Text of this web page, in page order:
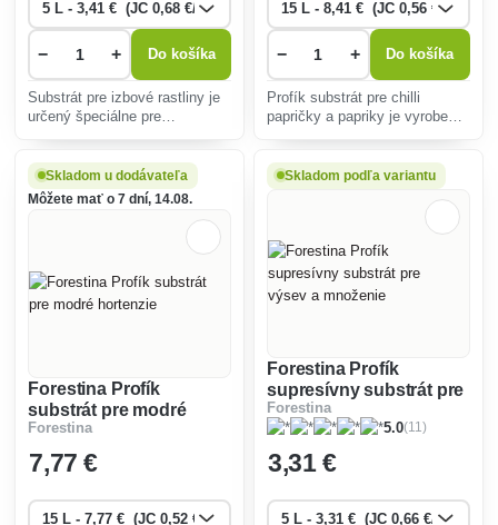
− + Do košíka
Substrát pre izbové rastliny je
určený špeciálne pre
rastlín a paliem.
− + Do košíka
Profík substrát pre chilli
papričky a papriky je vyrobený
drveného zeolitu a ílovité
zložky.
Skladom u dodávateľa
Môžete mať o 7 dní, 14.08.
Forestina Profík
substrát pre modré
hortenzie
Forestina
7,77 €
Skladom podľa variantu
Forestina Profík
supresívny substrát pre
výsev a množenie
Forestina
5.0(11)
3,31 €